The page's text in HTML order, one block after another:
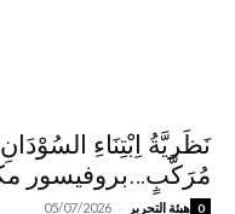
نَظَريَّةُ اِبْتِنَاءِ
مُرَكَّبٍ…بروفيسور
هيئة التحرير -
05/07/2026 0